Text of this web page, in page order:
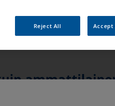
kuivumisprosessiin ja
Reject All Accept